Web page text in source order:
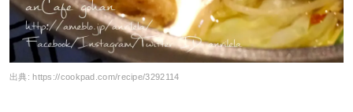
出典:https://cookpad.com/recipe/3292114